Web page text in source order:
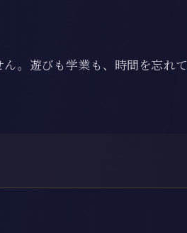
。遊びも学業も、時間を忘れて